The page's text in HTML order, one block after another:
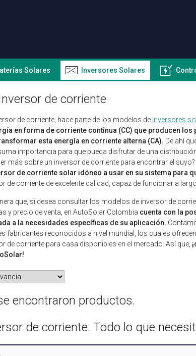
Solares Inversores Solares
de corriente
de corriente, hace parte de los modelos de inversores
en forma de corriente continua (CC) que producen
esta energía en corriente alterna (CA). De ahí
importancia para que pueda disfrutar de una
más sobre un inversor de corriente para encontrar el suyo?
de corriente solar idóneo a usar en su sistema para
de corriente de excelente calidad, capaz de funcionar a
que, si desea consultar los modelos de inversor de
y precio de venta, en AutoSolar Colombia cuenta con la
a la necesidades específicas de su aplicación.
fabricantes reconocidos a nivel mundial, los cuales
de corriente para casa disponibles en el mercado. Así que,
encontraron productos.
de corriente. Todo lo que